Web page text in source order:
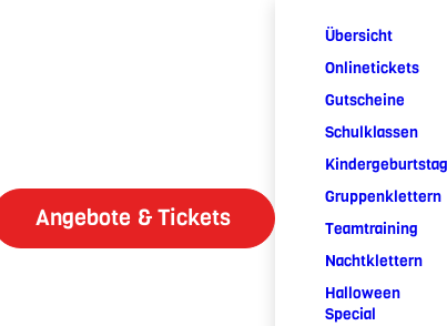
Angebote & Tickets
Übersicht
Onlinetickets
Gutscheine
Schulklassen
Kindergeburtstag
Gruppenklettern
Teamtraining
Nachtklettern
Halloween
Special